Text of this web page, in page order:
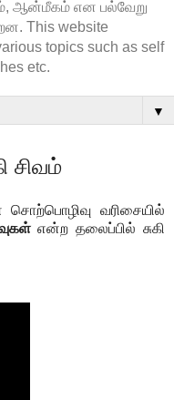
ஆன்மீகம் என பல்வேறு
This website
topics such as self
etc.
▼
சிவம்
வரிசையில்
என்ற தலைப்பில் சுகி